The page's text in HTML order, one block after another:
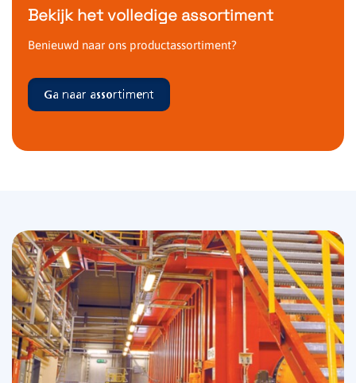
Bekijk het volledige assortiment
Benieuwd naar ons productassortiment?
Ga naar assortiment